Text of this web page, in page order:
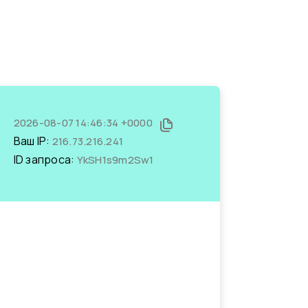
2026-08-07 14:46:34 +0000
Ваш IP: 216.73.216.241
ID запроса: YkSH1s9m2Sw1